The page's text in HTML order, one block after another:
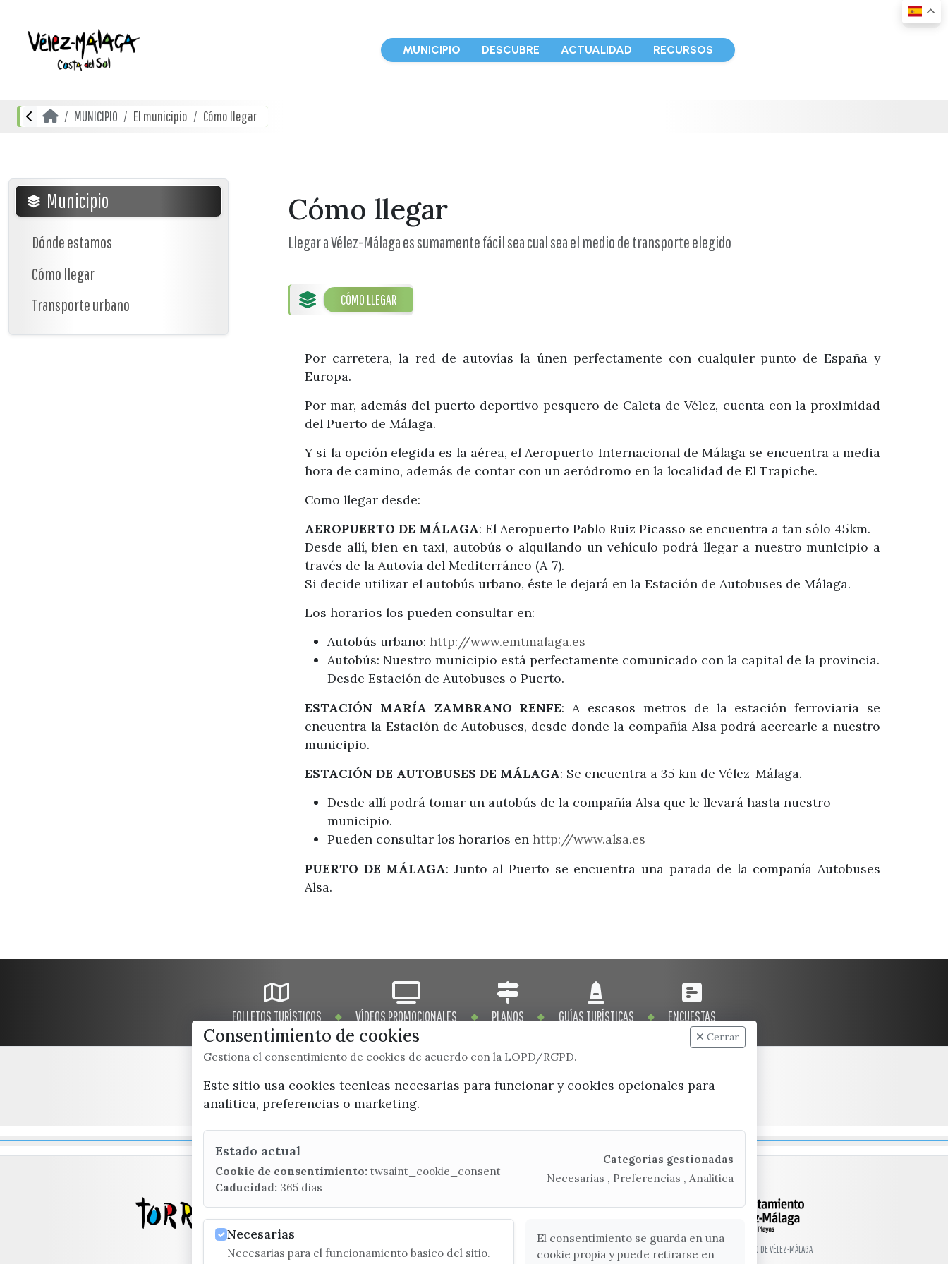
MUNICIPIO DESCUBRE ACTUALIDAD RECURSOS
MUNICIPIO El municipio Cómo llegar
Municipio
Dónde estamos
Cómo llegar
Transporte urbano
Cómo llegar
Llegar a Vélez-Málaga es sumamente fácil sea cual sea el medio de transporte elegido
CÓMO LLEGAR
Por carretera, la red de autovías la únen perfectamente con cualquier punto de España y
Europa.
Por mar, además del puerto deportivo pesquero de Caleta de Vélez, cuenta con la proximidad
del Puerto de Málaga.
Y si la opción elegida es la aérea, el Aeropuerto Internacional de Málaga se encuentra a media
hora de camino, además de contar con un aeródromo en la localidad de El Trapiche.
Como llegar desde:
AEROPUERTO DE MÁLAGA: El Aeropuerto Pablo Ruiz Picasso se encuentra a tan sólo 45km.
Desde allí, bien en taxi, autobús o alquilando un vehículo podrá llegar a nuestro municipio a
través de la Autovía del Mediterráneo (A-7).
Si decide utilizar el autobús urbano, éste le dejará en la Estación de Autobuses de Málaga.
Los horarios los pueden consultar en:
Autobús urbano: http://www.emtmalaga.es
Autobús: Nuestro municipio está perfectamente comunicado con la capital de la provincia.
Desde Estación de Autobuses o Puerto.
ESTACIÓN MARÍA ZAMBRANO RENFE: A escasos metros de la estación ferroviaria se
encuentra la Estación de Autobuses, desde donde la compañía Alsa podrá acercarle a nuestro
municipio.
ESTACIÓN DE AUTOBUSES DE MÁLAGA: Se encuentra a 35 km de Vélez-Málaga.
Desde allí podrá tomar un autobús de la compañía Alsa que le llevará hasta nuestro
municipio.
Pueden consultar los horarios en http://www.alsa.es
PUERTO DE MÁLAGA: Junto al Puerto se encuentra una parada de la compañía Autobuses
Alsa.
FOLLETOS TURÍSTICOS VÍDEOS PROMOCIONALES PLANOS GUÍAS TURÍSTICAS ENCUESTAS
x / twitter
(+34) 952 541 104
C/ Poniente, 2. CP 29740 - Torre del Mar
© EXCMO. AYUNTAMIENTO DE VÉLEZ-MÁLAGA
Consentimiento de cookies
Gestiona el consentimiento de cookies de acuerdo con la LOPD/RGPD.
Cerrar
Este sitio usa cookies tecnicas necesarias para funcionar y cookies opcionales para
analitica, preferencias o marketing.
Estado actual
Cookie de consentimiento: twsaint_cookie_consent
Caducidad: 365 dias
Categorias gestionadas
Necesarias , Preferencias , Analitica
Necesarias
Necesarias para el funcionamiento basico del sitio.
El consentimiento se guarda en una
cookie propia y puede retirarse en